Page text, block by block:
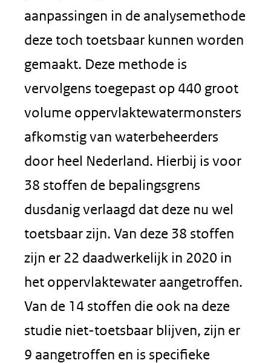
aanpassingen in de analysemethode
deze toch toetsbaar kunnen worden
gemaakt. Deze methode is
vervolgens toegepast op 440 groot
volume oppervlaktewatermonsters
afkomstig van waterbeheerders
door heel Nederland. Hierbij is voor
38 stoffen de bepalingsgrens
dusdanig verlaagd dat deze nu wel
toetsbaar zijn. Van deze 38 stoffen
zijn er 22 daadwerkelijk in 2020 in
het oppervlaktewater aangetroffen.
Van de 14 stoffen die ook na deze
studie niet-toetsbaar blijven, zijn er
9 aangetroffen en is specifieke